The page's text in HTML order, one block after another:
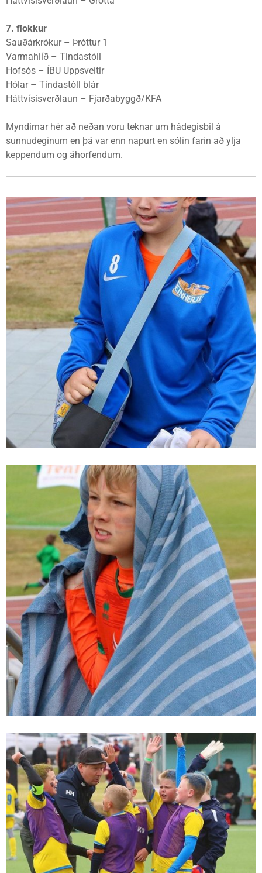
7. flokkur
Sauðárkrókur – Þróttur 1
Varmahlíð – Tindastóll
Hofsós – ÍBU Uppsveitir
Hólar – Tindastóll blár
Háttvísisverðlaun – Fjarðabyggð/KFA
Myndirnar hér að neðan voru teknar um hádegisbil á
sunnudeginum en þá var enn napurt en sólin farin að ylja
keppendum og áhorfendum.